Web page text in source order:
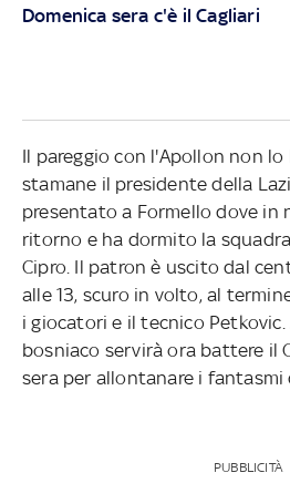
Domenica sera c'è il Cagliari
Il pareggio con l'Apollon non
stamane il presidente della
presentato a Formello dove
ritorno e ha dormito la
Cipro. Il patron è uscito dal
alle 13, scuro in volto, al
i giocatori e il tecnico
bosniaco servirà ora battere il
sera per allontanare i fantasmi
PUBBLICITÀ